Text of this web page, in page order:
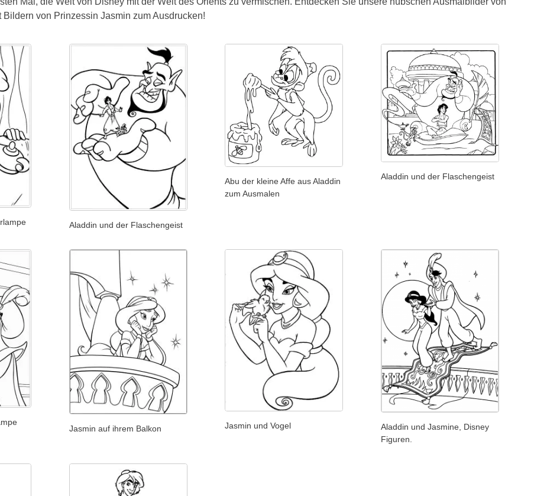
von Prinzessin Jasmin zum Ausdrucken!
Aladdin und der Flaschengeist
Abu der kleine Affe aus Aladdin
zum Ausmalen
Aladdin und der Flaschengeist
Jasmin auf ihrem Balkon Jasmin und Vogel
Aladdin und Jasmine, Disney
Figuren.